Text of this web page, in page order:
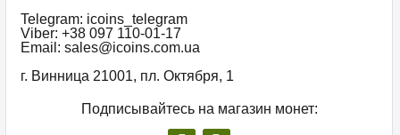
Telegram: icoins_telegram
Viber: +38 097 110-01-17
Email: sales@icoins.com.ua
г. Винница 21001, пл. Октября, 1
Подписывайтесь на магазин монет: